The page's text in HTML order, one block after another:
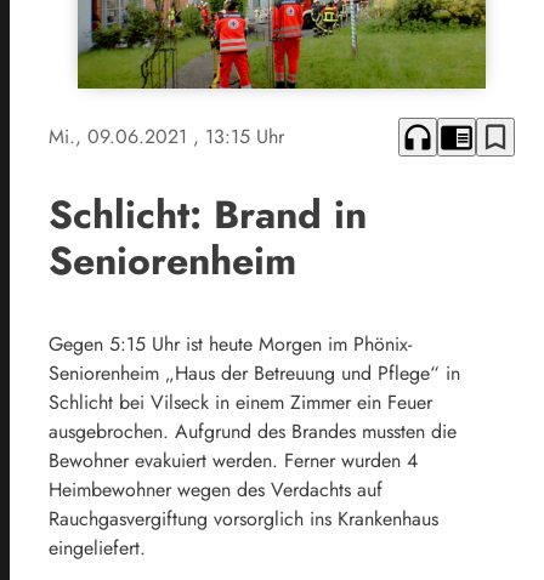
Mi., 09.06.2021 , 13:15 Uhr headphones chrome_reader_mode bookmark_border
Schlicht: Brand in
Seniorenheim
Gegen 5:15 Uhr ist heute Morgen im Phönix-
Seniorenheim „Haus der Betreuung und Pflege“ in
Schlicht bei Vilseck in einem Zimmer ein Feuer
ausgebrochen. Aufgrund des Brandes mussten die
Bewohner evakuiert werden. Ferner wurden 4
Heimbewohner wegen des Verdachts auf
Rauchgasvergiftung vorsorglich ins Krankenhaus
eingeliefert.